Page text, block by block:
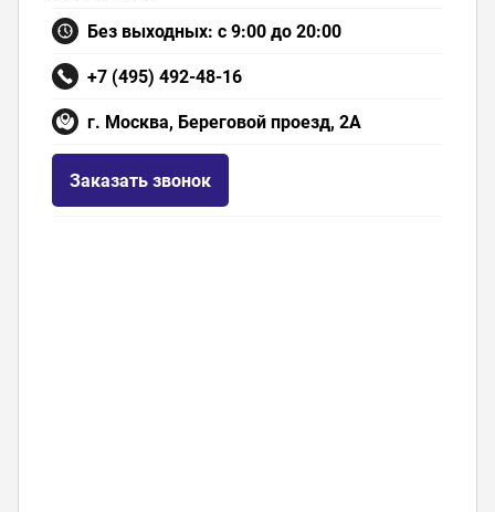
Без выходных: с 9:00 до 20:00
+7 (495) 492-48-16
г. Москва, Береговой проезд, 2А
Заказать звонок